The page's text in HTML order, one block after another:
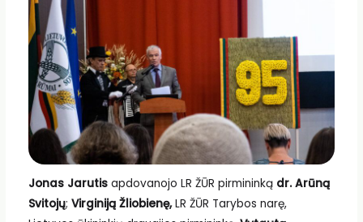
Jonas Jarutisapdovanojo LR ŽŪR pirmininką dr. Arūną
Svitojų; Virginiją Žliobienę,LR ŽŪR Tarybos narę,